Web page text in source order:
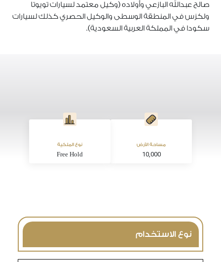
صالح عبدالله البازعي وأولاده (وكيل معتمد لسيارات تويوتا
ولكزس في المنطقة الوسطى والوكيل الحصري كذلك لسيارات
سكودا في المملكة العربية السعودية).
مساحة الأرض
10,000
نوع الملكية
Free Hold
نوع الاستخدام